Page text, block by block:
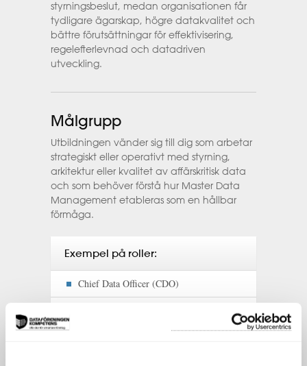
styrningsbeslut, medan organisationen får
tydligare ägarskap, högre datakvalitet och
bättre förutsättningar för effektivisering,
regelefterlevnad och datadriven
utveckling.
Målgrupp
Utbildningen vänder sig till dig som arbetar
strategiskt eller operativt med styrning,
arkitektur eller kvalitet av affärskritisk data
och som behöver förstå hur Master Data
Management etableras som en hållbar
förmåga.
Exempel på roller:
Chief Data Officer (CDO)